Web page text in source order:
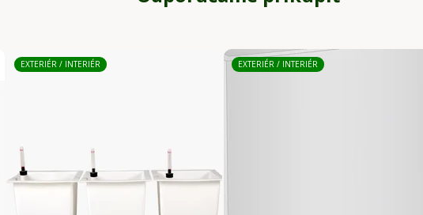
EXTERIÉR / INTERIÉR EXTERIÉR / INTERIÉR